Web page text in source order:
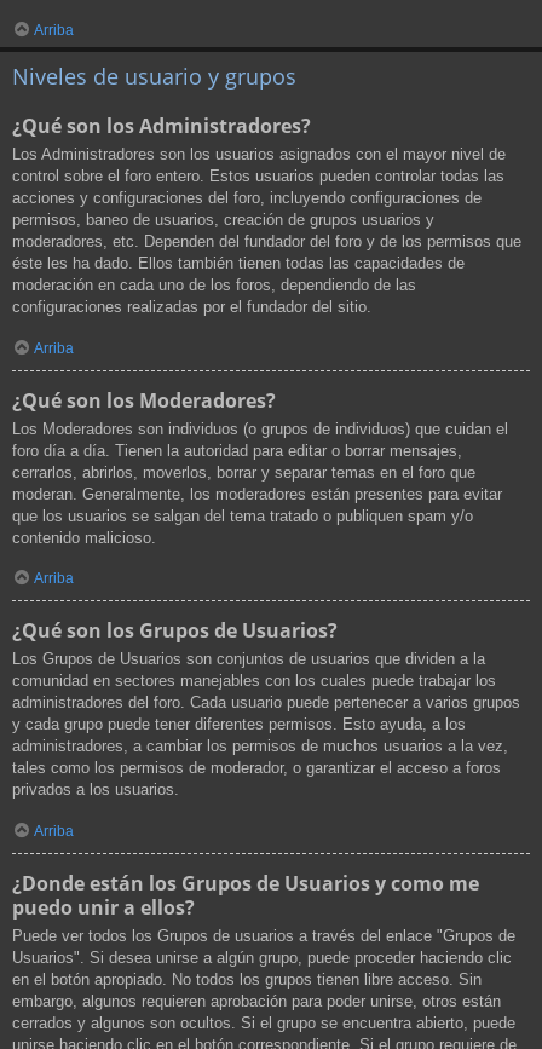
Arriba
Niveles de usuario y grupos
¿Qué son los Administradores?
Los Administradores son los usuarios asignados con el mayor nivel de
control sobre el foro entero. Estos usuarios pueden controlar todas las
acciones y configuraciones del foro, incluyendo configuraciones de
permisos, baneo de usuarios, creación de grupos usuarios y
moderadores, etc. Dependen del fundador del foro y de los permisos que
éste les ha dado. Ellos también tienen todas las capacidades de
moderación en cada uno de los foros, dependiendo de las
configuraciones realizadas por el fundador del sitio.
Arriba
¿Qué son los Moderadores?
Los Moderadores son individuos (o grupos de individuos) que cuidan el
foro día a día. Tienen la autoridad para editar o borrar mensajes,
cerrarlos, abrirlos, moverlos, borrar y separar temas en el foro que
moderan. Generalmente, los moderadores están presentes para evitar
que los usuarios se salgan del tema tratado o publiquen spam y/o
contenido malicioso.
Arriba
¿Qué son los Grupos de Usuarios?
Los Grupos de Usuarios son conjuntos de usuarios que dividen a la
comunidad en sectores manejables con los cuales puede trabajar los
administradores del foro. Cada usuario puede pertenecer a varios grupos
y cada grupo puede tener diferentes permisos. Esto ayuda, a los
administradores, a cambiar los permisos de muchos usuarios a la vez,
tales como los permisos de moderador, o garantizar el acceso a foros
privados a los usuarios.
Arriba
¿Donde están los Grupos de Usuarios y como me
puedo unir a ellos?
Puede ver todos los Grupos de usuarios a través del enlace "Grupos de
Usuarios". Si desea unirse a algún grupo, puede proceder haciendo clic
en el botón apropiado. No todos los grupos tienen libre acceso. Sin
embargo, algunos requieren aprobación para poder unirse, otros están
cerrados y algunos son ocultos. Si el grupo se encuentra abierto, puede
unirse haciendo clic en el botón correspondiente. Si el grupo requiere de